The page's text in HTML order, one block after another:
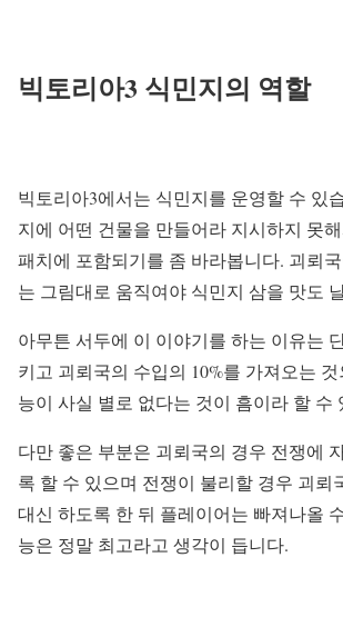
빅토리아3 식민지의 역할
빅토리아3에서는 식민지를 운영할 수 있
지에 어떤 건물을 만들어라 지시하지 못
패치에 포함되기를 좀 바라봅니다. 괴뢰
는 그림대로 움직여야 식민지 삼을 맛도
아무튼 서두에 이 이야기를 하는 이유는
키고 괴뢰국의 수입의 10%를 가져오는
능이 사실 별로 없다는 것이 흠이라 할 수
다만 좋은 부분은 괴뢰국의 경우 전쟁에
록 할 수 있으며 전쟁이 불리할 경우 괴뢰
대신 하도록 한 뒤 플레이어는 빠져나올
능은 정말 최고라고 생각이 듭니다.